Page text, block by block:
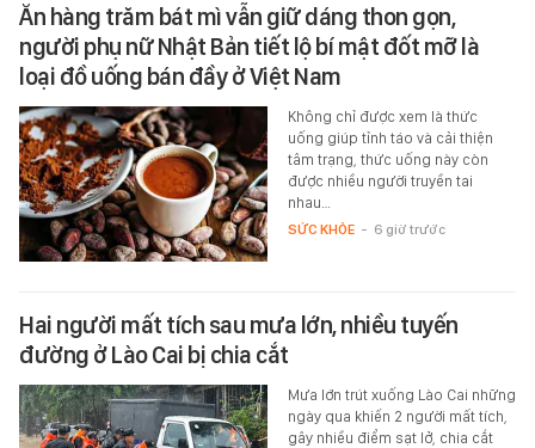
Ăn hàng trăm bát mì vẫn giữ dáng thon gọn,
người phụ nữ Nhật Bản tiết lộ bí mật đốt mỡ là
loại đồ uống bán đầy ở Việt Nam
Không chỉ được xem là thức
uống giúp tỉnh táo và cải thiện
tâm trạng, thức uống này còn
được nhiều người truyền tai
nhau…
SỨC KHỎE - 6 giờ trước
Hai người mất tích sau mưa lớn, nhiều tuyến
đường ở Lào Cai bị chia cắt
Mưa lớn trút xuống Lào Cai những
ngày qua khiến 2 người mất tích,
gây nhiều điểm sạt lở, chia cắt